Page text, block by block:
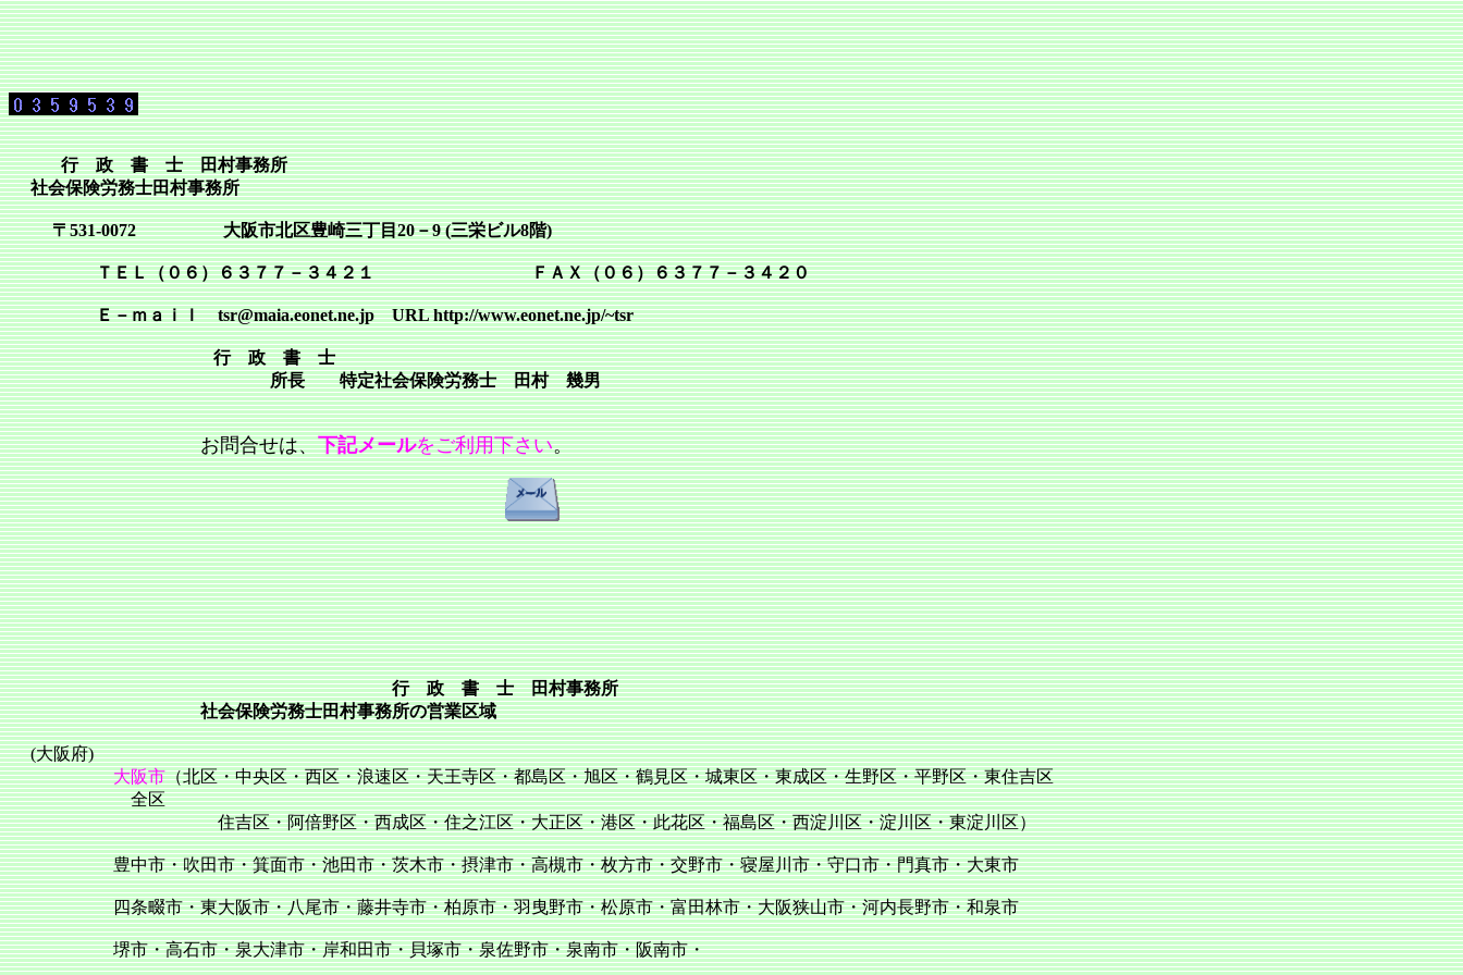
行 政 書 士 田村事務所
社会保険労務士田村事務所
〒531-0072 大阪市北区豊崎三丁目20－9 (三栄ビル8階)
ＴＥＬ（０６）６３７７－３４２１ ＦＡＸ（０６）６３７７－３４２０
Ｅ－ｍａｉｌ tsr@maia.eonet.ne.jp URL http://www.eonet.ne.jp/~tsr
行 政 書 士
所長 特定社会保険労務士 田村 幾男
お問合せは、下記メールをご利用下さい。
行 政 書 士 田村事務所
社会保険労務士田村事務所の営業区域
(大阪府)
大阪市（北区・中央区・西区・浪速区・天王寺区・都島区・旭区・鶴見区・城東区・東成区・生野区・平野区・東住吉区
全区
住吉区・阿倍野区・西成区・住之江区・大正区・港区・此花区・福島区・西淀川区・淀川区・東淀川区）
豊中市・吹田市・箕面市・池田市・茨木市・摂津市・高槻市・枚方市・交野市・寝屋川市・守口市・門真市・大東市
四条畷市・東大阪市・八尾市・藤井寺市・柏原市・羽曳野市・松原市・富田林市・大阪狭山市・河内長野市・和泉市
堺市・高石市・泉大津市・岸和田市・貝塚市・泉佐野市・泉南市・阪南市・